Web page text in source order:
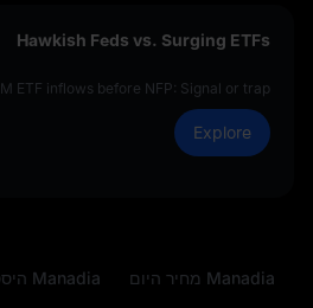
Hawkish Feds vs. Surging ETFs
$172M ETF inflows before NFP: Signal or trap?
Explore
Manadia מחיר היום Manadia היסטוריית מחירים